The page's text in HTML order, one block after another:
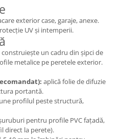
exterior case, garaje, anexe.
UV și intemperii.
construiește un cadru din șipci de
metalice pe peretele exterior.
aplică folie de difuzie
portantă.
profilul peste structură,
pentru profile PVC fațadă,
direct la perete).